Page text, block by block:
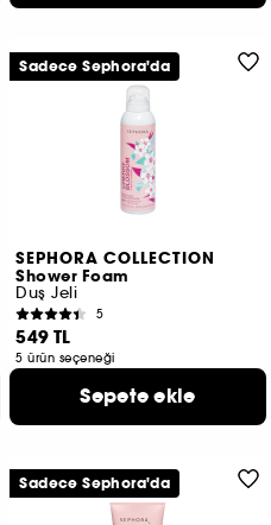
SEPHORA COLLECTION
Shower Foam
Duş Jeli
5
549 TL
5 ürün seçeneği
Sepete ekle
Sadece Sephora'da
Sadece Sephora'da